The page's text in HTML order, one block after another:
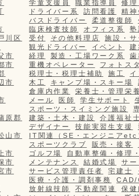
川区
市
市
市
原郡
山市
市
市
市
学童支援員
職業指導員 修理
ドライバー系
訪問看護 精神
バスドライバー
柔道整復師
臨床検査技師
オフィス系 塾
受付
その他料理店 施設・サ
観光ドライバー
イベント 建
経理
製造・工場ワーク系 歯
重機オペレーター
フォトス
税理士・税理士補助
施工
木工
キャンプ場・スキー場
倉庫内作業
栄養士・管理栄
メール
医師 学生サポート
スポーツ・スイミング施設
建築・土木・建設
介護福祉
デザイナー
技能実習生支援
IT関連（SE・エンジニアetc
スポーツクラブ
販売・接客
ゴルフ場
自動車整備・修理
メンテナンス
結婚式場 サー
サービス管理責任者
宅建士
医療・介護・調剤事務
CAD/
放射線技師
不動産関連 保健